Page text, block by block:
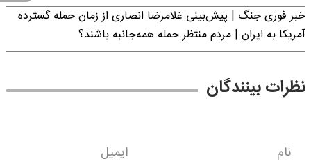
خبر فوری جنگ | پیش‌بینی غلامرضا انصاری از زمان حمله گسترده
آمریکا به ایران | مردم منتظر حمله همه‌جانبه باشند؟
نظرات بینندگان
نام ایمیل